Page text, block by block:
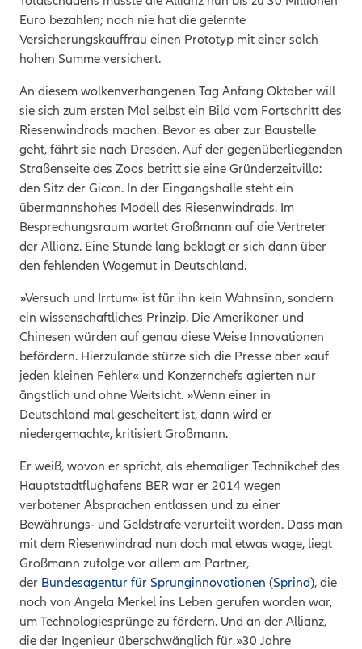
Euro bezahlen; noch nie hat die gelernte
Versicherungskauffrau einen Prototyp mit einer solch
hohen Summe versichert.
An diesem wolkenverhangenen Tag Anfang Oktober will
sie sich zum ersten Mal selbst ein Bild vom Fortschritt des
Riesenwindrads machen. Bevor es aber zur Baustelle
geht, fährt sie nach Dresden. Auf der gegenüberliegenden
Straßenseite des Zoos betritt sie eine Gründerzeitvilla:
den Sitz der Gicon. In der Eingangshalle steht ein
übermannshohes Modell des Riesenwindrads. Im
Besprechungsraum wartet Großmann auf die Vertreter
der Allianz. Eine Stunde lang beklagt er sich dann über
den fehlenden Wagemut in Deutschland.
»Versuch und Irrtum« ist für ihn kein Wahnsinn, sondern
ein wissenschaftliches Prinzip. Die Amerikaner und
Chinesen würden auf genau diese Weise Innovationen
befördern. Hierzulande stürze sich die Presse aber »auf
jeden kleinen Fehler« und Konzernchefs agierten nur
ängstlich und ohne Weitsicht. »Wenn einer in
Deutschland mal gescheitert ist, dann wird er
niedergemacht«, kritisiert Großmann.
Er weiß, wovon er spricht, als ehemaliger Technikchef des
Hauptstadtflughafens BER war er 2014 wegen
verbotener Absprachen entlassen und zu einer
Bewährungs- und Geldstrafe verurteilt worden. Dass man
mit dem Riesenwindrad nun doch mal etwas wage, liegt
Großmann zufolge vor allem am Partner,
der Bundesagentur für Sprunginnovationen (Sprind), die
noch von Angela Merkel ins Leben gerufen worden war,
um Technologiesprünge zu fördern. Und an der Allianz,
die der Ingenieur überschwänglich für »30 Jahre